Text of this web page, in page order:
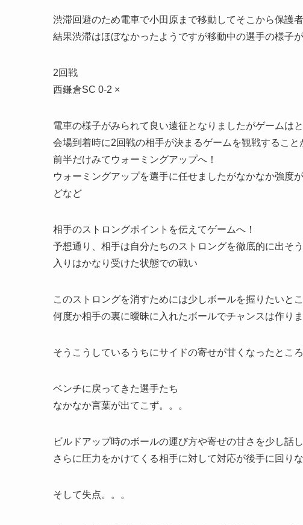
渋滞回避のため電車で小田原まで移動してそこから保護
結果渋滞はほぼなかったようですが移動中の選手の様子
2回戦
西鎌倉SC 0-2 ×
電車の様子がみられて良い遠征となりましたがゲームは
会場到着時に2回戦の相手が決まるゲームを観戦するこ
前半だけみてウォーミングアップへ！
ウォーミングアップを選手に任せましたがなかなか強度
どなど
相手のストロングポイントを伝えてゲームへ！
予想通り、相手は自分たちのストロングを徹底的に出そ
入りはかなり受けた状態での戦い
このストロングを消すためには少しボールを握りたいと
何度か相手の裏に曖昧に入れたボールでチャンスは作り
そうこうしているうちにサイドの寄せが甘くなったとこ
ベンチに戻ってきた選手たち
なかなか言葉が出てこず。。。
ビルドアップ時のボールの運び方や寄せの甘さを少し話し
さらに圧力をかけてくる相手に対して対応が後手に回り
そして失点。。。